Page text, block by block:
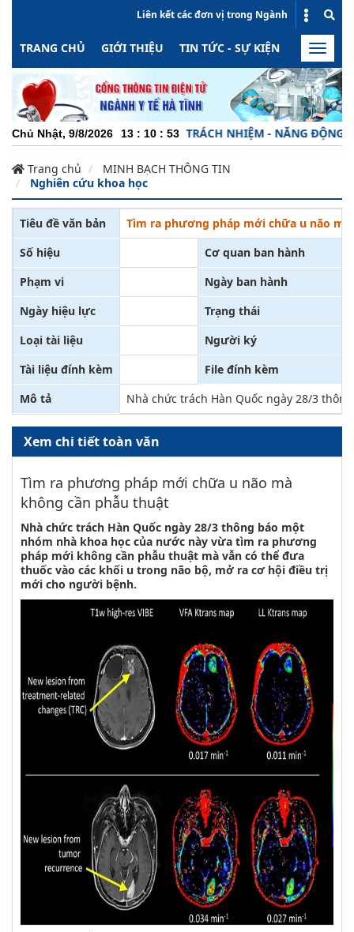
Liên kết các đơn vị trong Ngành
TRANG CHỦ GIỚI THIỆU TIN TỨC - SỰ KIỆN HOẠT
Toggle
Chủ Nhật, 9/8/2026 13 : 10 : 53
CHUYÊN NGHIỆP - TRÁCH NHIỆM - NĂNG ĐỘNG -
Trang chủ
MINH BẠCH THÔNG TIN
Nghiên cứu khoa học
Tiêu đề văn bản
Tìm ra phương pháp mới chữa u não
Số hiệu
Cơ quan ban hành
Phạm vi
Ngày ban hành
Ngày hiệu lực
Trạng thái
Loại tài liệu
Người ký
Tài liệu đính kèm
File đính kèm
Mô tả
Nhà chức trách Hàn Quốc ngày 28/3
Xem chi tiết toàn văn
Tìm ra phương pháp mới chữa u não mà
không cần phẫu thuật
Nhà chức trách Hàn Quốc ngày 28/3 thông báo một
nhóm nhà khoa học của nước này vừa tìm ra phương
pháp mới không cần phẫu thuật mà vẫn có thể đưa
thuốc vào các khối u trong não bộ, mở ra cơ hội điều trị
mới cho người bệnh.